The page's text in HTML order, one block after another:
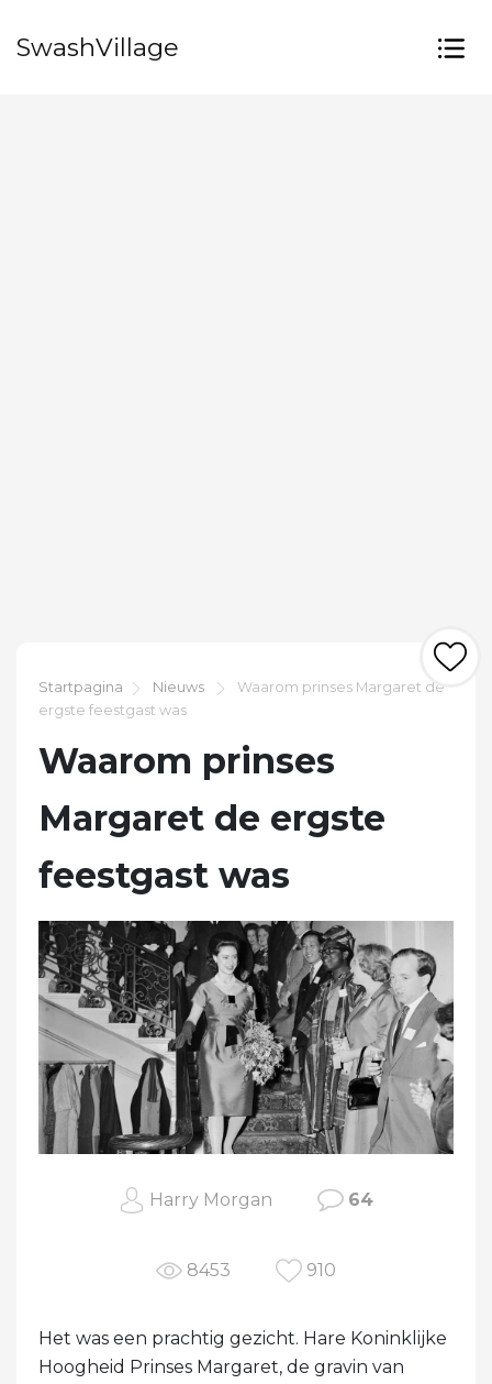
SwashVillage
Startpagina Nieuws
Waarom prinses Margaret de
ergste feestgast was
Waarom prinses
Margaret de ergste
feestgast was
Harry Morgan 64
8453 910
Het was een prachtig gezicht. Hare Koninklijke
Hoogheid Prinses Margaret, de gravin van